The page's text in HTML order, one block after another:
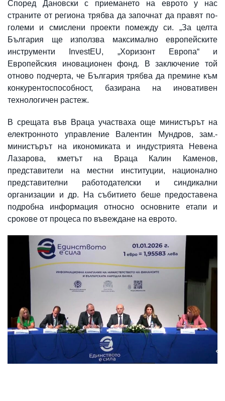
Според Дановски с приемането на еврото у нас
страните от региона трябва да започнат да правят по-
големи и смислени проекти помежду си. „За целта
България ще използва максимално европейските
инструменти InvestEU, „Хоризонт Европа“ и
Европейския иновационен фонд. В заключение той
отново подчерта, че България трябва да премине към
конкурентоспособност, базирана на иновативен
технологичен растеж.
В срещата във Враца участваха още министърът на
електронното управление Валентин Мундров, зам.-
министърът на икономиката и индустрията Невена
Лазарова, кметът на Враца Калин Каменов,
представители на местни институции, национално
представителни работодателски и синдикални
организации и др. На събитието беше предоставена
подробна информация относно основните етапи и
срокове от процеса по въвеждане на еврото.